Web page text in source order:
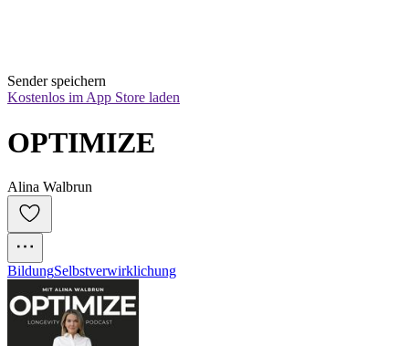
Sender speichern
Kostenlos im App Store laden
OPTIMIZE
Alina Walbrun
BildungSelbstverwirklichung